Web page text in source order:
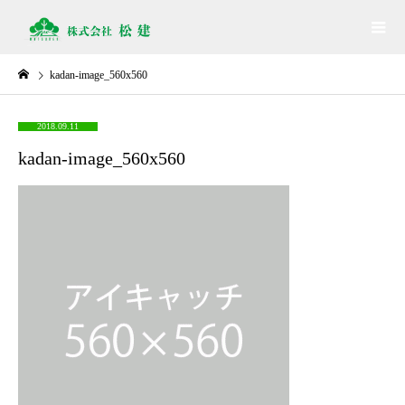
kadan-image_560x560
2018.09.11
kadan-image_560x560